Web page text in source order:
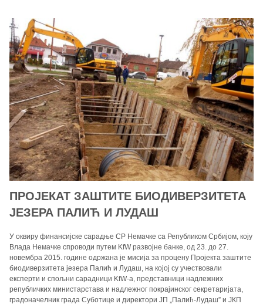
ПРОЈЕКАТ ЗАШТИТЕ БИОДИВЕРЗИТЕТА
ЈЕЗЕРА ПАЛИЋ И ЛУДАШ
У оквиру финансијске сарадње СР Немачке са Републиком Србијом, коју
Влада Немачке спроводи путем KfW развојне банке, од 23. до 27.
новембра 2015. године одржана је мисија за процену Пројекта заштите
биодиверзитета језера Палић и Лудаш, на којој су учествовали
експерти и спољни сарадници KfW-a, представници надлежних
републичких министарстава и надлежног покрајинског секретаријата,
градоначелник града Суботице и директори ЈП „Палић-Лудаш” и ЈКП